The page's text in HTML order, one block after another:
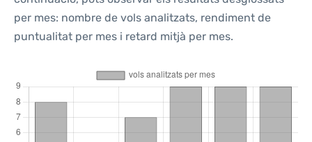
per mes: nombre de vols analitzats, rendiment de
puntualitat per mes i retard mitjà per mes.